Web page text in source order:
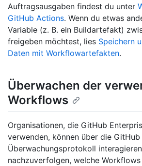
Auftragsausgaben findest du unter
GitHub Actions. Wenn du etwas
Variable (z. B. ein Buildartefakt)
freigeben möchtest, lies Speichern
Daten mit Workflowartefakten.
Überwachen der
Workflows
Organisationen, die GitHub
verwenden, können über die GitHub
Überwachungsprotokoll
nachzuverfolgen, welche